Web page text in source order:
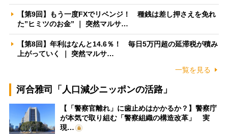
【第9回】もう一度FXでリベンジ！ 種銭は差し押さえを免れ
た”ヒミツのお金” ｜ 突然マルサ…
【第8回】年利はなんと14.6％！ 毎日5万円超の延滞税が積み
上がっていく ｜ 突然マルサ…
一覧を見る
河合雅司「人口減少ニッポンの活路」
【「警察官離れ」に歯止めはかかるか？】警察庁
が本気で取り組む「警察組織の構造改革」 実
現…